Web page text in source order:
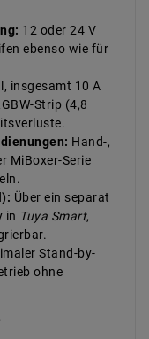
12 oder 24 V
ebenso wie für
insgesamt 10 A
Strip (4,8
Hand-,
MiBoxer-Serie
Über ein separat
in Tuya Smart,
Stand-by-
ohne